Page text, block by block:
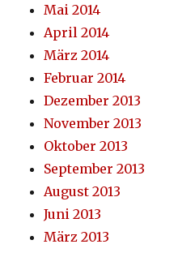
Mai 2014
April 2014
März 2014
Februar 2014
Dezember 2013
November 2013
Oktober 2013
September 2013
August 2013
Juni 2013
März 2013